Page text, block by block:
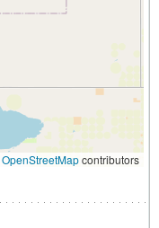
OpenStreetMapcontributors